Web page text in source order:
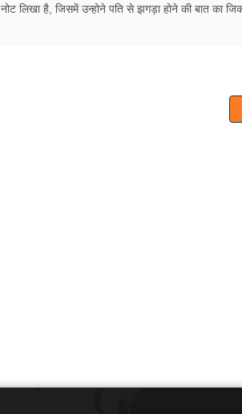
नोट लिखा है, जिसमें उन्होने पति से झगड़ा होने की बात का